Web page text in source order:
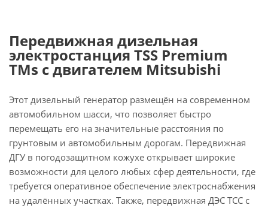
Передвижная дизельная
электростанция TSS Premium
TMs с двигателем Mitsubishi
Этот дизельный генератор размещён на современном
автомобильном шасси, что позволяет быстро
перемещать его на значительные расстояния по
грунтовым и автомобильным дорогам. Передвижная
ДГУ в погодозащитном кожухе открывает широкие
возможности для целого любых сфер деятельности, где
требуется оперативное обеспечение электроснабжения
на удалённых участках. Также, передвижная ДЭС ТСС с